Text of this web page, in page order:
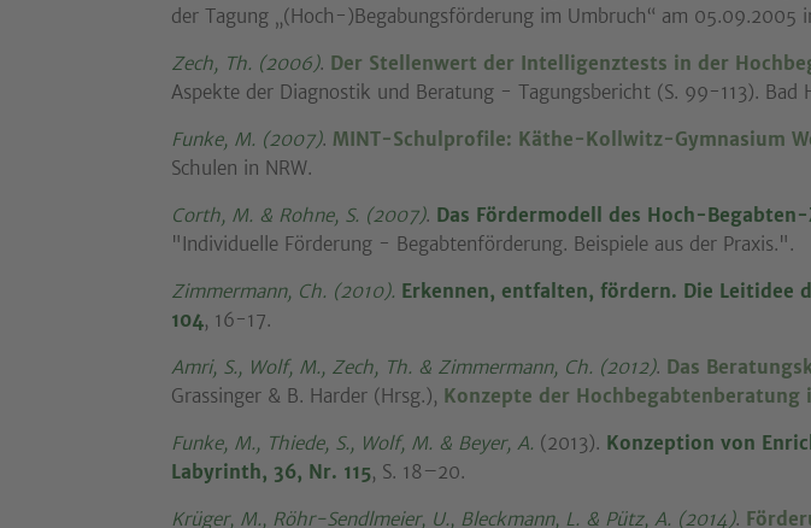
der Tagung „(Hoch-)Begabungsförderung im Umbruch“ am 05.09.2005
Zech, Th. (2006). Der Stellenwert der Intelligenztests in der
Aspekte der Diagnostik und Beratung - Tagungsbericht (S. 99-113). Bad
Funke, M. (2007). MINT-Schulprofile: Käthe-Kollwitz-Gymnasium
Schulen in NRW.
Corth, M. & Rohne, S. (2007). Das Fördermodell des Hoch-
"Individuelle Förderung - Begabtenförderung. Beispiele aus der Praxis.".
Zimmermann, Ch. (2010). Erkennen, entfalten, fördern. Die Leitidee
104, 16-17.
Amri, S., Wolf, M., Zech, Th. & Zimmermann, Ch. (2012). Das
Grassinger & B. Harder (Hrsg.), Konzepte der Hochbegabtenberatung
Funke, M., Thiede, S., Wolf, M. & Beyer, A. (2013). Konzeption von
Labyrinth, 36, Nr. 115, S. 18–20.
Krüger, M., Röhr-Sendlmeier, U., Bleckmann, L. & Pütz, A. (2014).